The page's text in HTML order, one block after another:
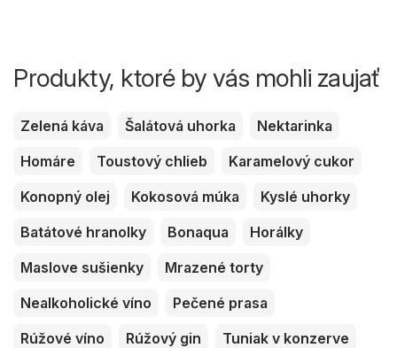
Produkty, ktoré by vás mohli zaujať
Zelená káva Šalátová uhorka
Nektarinka
Homáre
Toustový chlieb
Karamelový cukor
Konopný olej
Kokosová múka
Kyslé uhorky
Batátové hranolky
Bonaqua
Horálky
Maslove sušienky
Mrazené torty
Nealkoholické víno
Pečené prasa
Rúžové víno
Rúžový gin
Tuniak v konzerve